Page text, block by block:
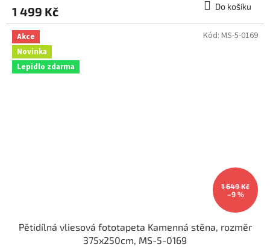
1 499 Kč Do košíku
Akce
Novinka
Lepidlo zdarma
1 649 Kč
–9 %
Pětidílná vliesová fototapeta Kamenná stěna, rozměr
375x250cm, MS-5-0169
Kód: MS-5-0169